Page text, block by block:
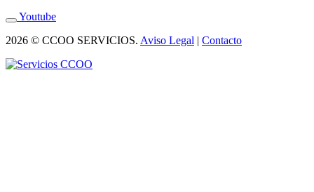
Youtube
2026 © CCOO SERVICIOS. Aviso Legal | Contacto